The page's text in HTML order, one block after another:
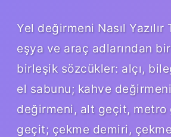
Yel değirmeni Nasıl Yazılır
eşya ve araç adlarından
birleşik sözcükler: alçı,
el sabunu; kahve
değirmeni, alt geçit, metro
geçit; çekme demiri,